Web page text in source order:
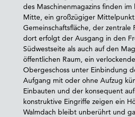
des Maschinenmagazins finden
Mitte, ein großzügiger
Gemeinschaftsfläche, der zentrale
dort erfolgt der Ausgang in den
Südwestseite als auch auf den
öffentlichen Raum, ein
Obergeschoss unter Einbindung
Aufgang mit oder ohne Aufzug
Einbauten und der konsequent
konstruktive Eingriffe zeigen ein
Walmdach bleibt unberührt und